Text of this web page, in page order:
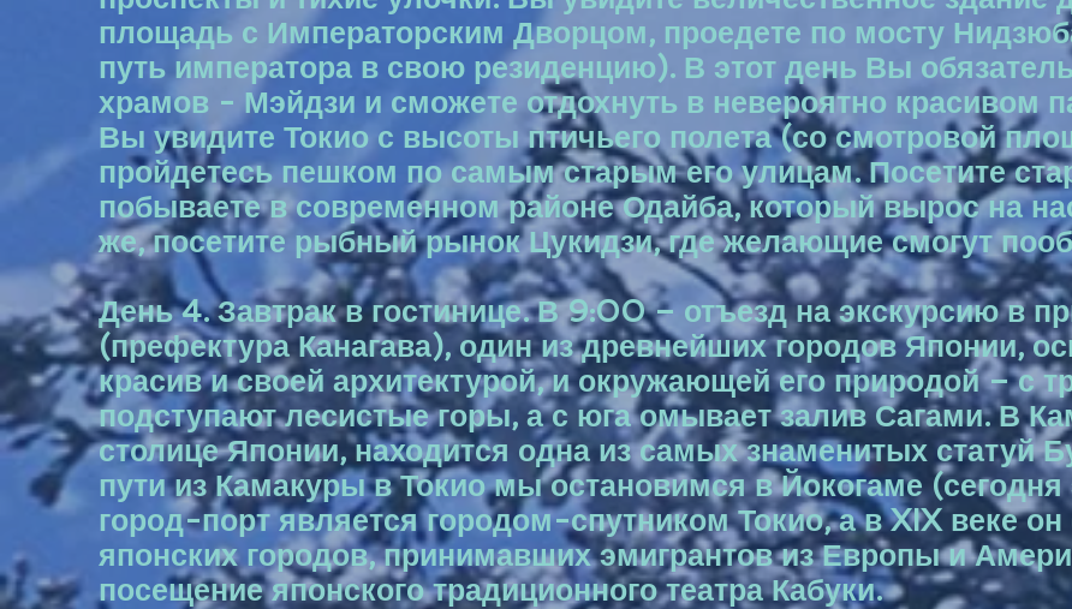
площадь с Императорским Дворцом, проедете по мосту
путь императора в свою резиденцию). В этот день Вы
храмов - Мэйдзи и сможете отдохнуть в невероятно красивом
Вы увидите Токио с высоты птичьего полета (со смотровой
пройдетесь пешком по самым старым его улицам. Посетите
побываете в современном районе Одайба, который вырос на
же, посетите рыбный рынок Цукидзи, где желающие смогут
День 4. Завтрак в гостинице. В 9:00 – отъезд на экскурсию в
(префектура Канагава), один из древнейших городов Японии,
красив и своей архитектурой, и окружающей его природой – с
подступают лесистые горы, а с юга омывает залив Сагами. В
столице Японии, находится одна из самых знаменитых статуй
пути из Камакуры в Токио мы остановимся в Йокогаме
город-порт является городом-спутником Токио, а в XIX веке
японских городов, принимавших эмигрантов из Европы и
посещение японского традиционного театра Кабуки.